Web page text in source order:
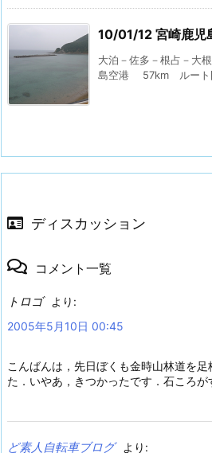
10/01/12 宮崎鹿児
大泊－佐多－根占－大
島空港 57km ルート
ディスカッション
コメント一覧
トロゴ
より:
2005年5月10日 00:45
こんばんは，先日ぼくも金時山林道を
た．いやあ，きつかったです．石ころが
ど素人自転車ブログ
より: